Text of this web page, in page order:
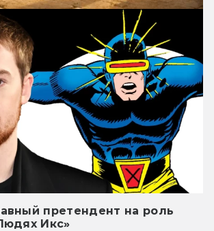
претендент на роль
Икс»